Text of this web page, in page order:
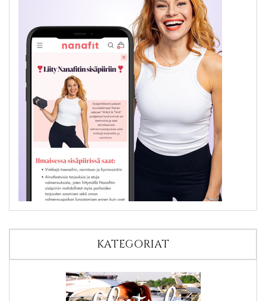
KATEGORIAT